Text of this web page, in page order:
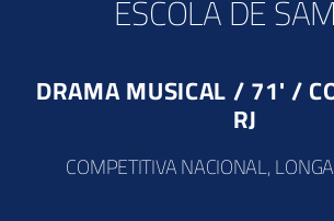
ESCOLA DE
DRAMA MUSICAL / 71' /
RJ
COMPETITIVA NACIONAL,